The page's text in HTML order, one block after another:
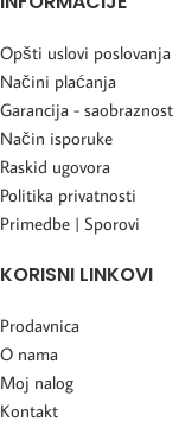
Opšti uslovi poslovanja
Načini plaćanja
Garancija - saobraznost
Način isporuke
Raskid ugovora
Politika privatnosti
Primedbe | Sporovi
KORISNI LINKOVI
Prodavnica
O nama
Moj nalog
Kontakt